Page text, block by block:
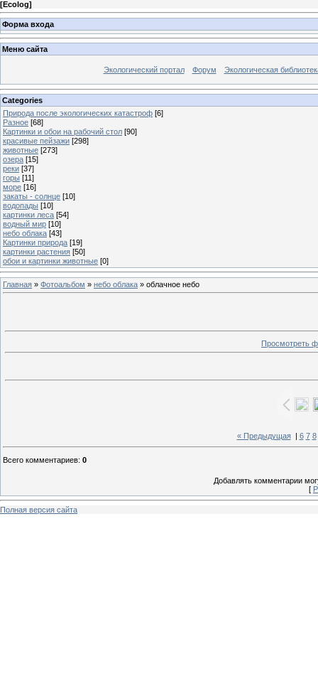
[Ecolog]
Форма входа
Меню сайта
Экологический портал Форум Экологическая
Categories
Природа после экологических катастроф [6]
Разное [68]
Картинки и обои на рабочий стол [90]
красивые пейзажи [298]
животные [273]
озера [15]
реки [37]
горы [11]
море [16]
закаты - солнце [10]
водопады [10]
картинки леса [54]
водный мир [10]
небо облака [43]
Картинки природа [19]
картинки растения [50]
обои и картинки животные [0]
Главная » Фотоальбом » небо облака » облачное небо
Просмотреть
« Предыдущая| 6 7 8
Всего комментариев: 0
Добавлять комментарии
[
Полная версия сайта